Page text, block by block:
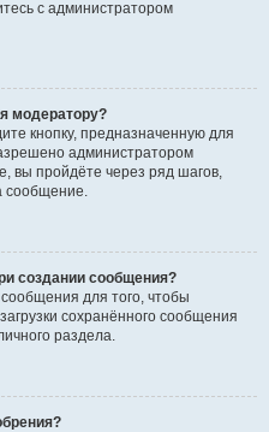
с администратором
модератору?
кнопку, предназначенную для
администратором
вы пройдёте через ряд шагов,
сообщение.
создании сообщения?
для того, чтобы
сохранённого сообщения
раздела.